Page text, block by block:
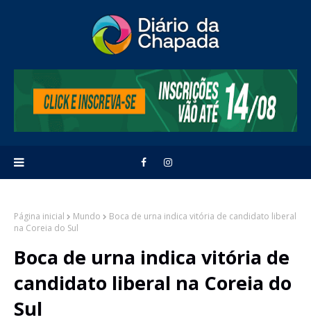
Página inicial Mundo
Boca de urna indica vitória de candidato liberal
na Coreia do Sul
Boca de urna indica vitória de
candidato liberal na Coreia do
Sul